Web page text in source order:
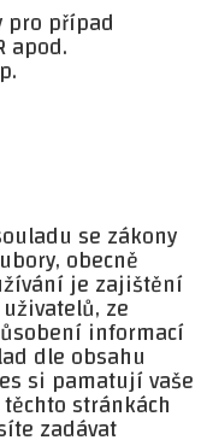
pro případ
apod.
se zákony
obecně
je zajištění
ze
informací
dle obsahu
si pamatují vaše
stránkách
zadávat